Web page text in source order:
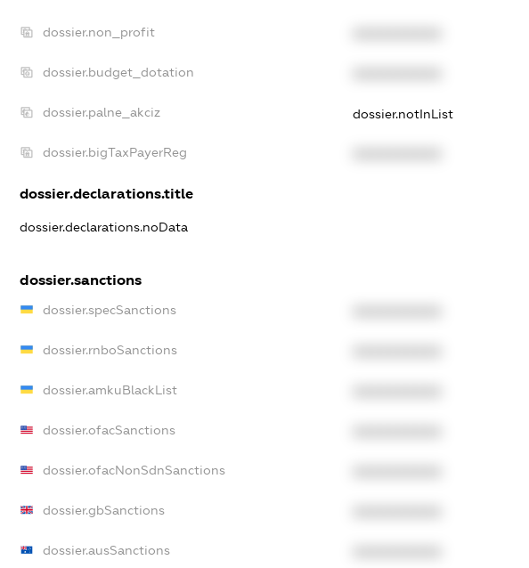
dossier.non_profit
dossier.budget_dotation
dossier.palne_akciz dossier.notInList
dossier.bigTaxPayerReg
dossier.declarations.title
dossier.declarations.noData
dossier.sanctions
dossier.specSanctions
dossier.rnboSanctions
dossier.amkuBlackList
dossier.ofacSanctions
dossier.ofacNonSdnSanctions
dossier.gbSanctions
dossier.ausSanctions